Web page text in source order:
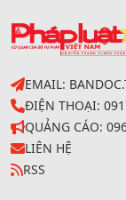
EMAIL:
ĐIỆN THOẠI:
QUẢNG CÁO:
LIÊN HỆ
RSS